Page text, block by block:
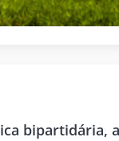
bipartidária,